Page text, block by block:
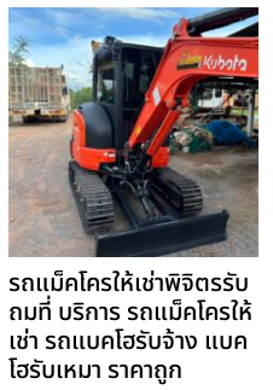
รถแม็คโครให้เช่าพิจิตรรับ
ถมที่ บริการ รถแม็คโครให้
เช่า รถแบคโฮรับจ้าง แบค
โฮรับเหมา ราคาถูก